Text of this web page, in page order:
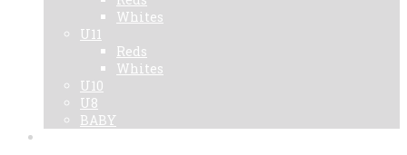
Whites
U11
Reds
Whites
U10
U8
BABY